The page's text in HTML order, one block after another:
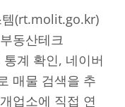
템(rt.molit.go.kr)
동산테크
계 확인, 네이버
매물 검색을 추
업소에 직접 연